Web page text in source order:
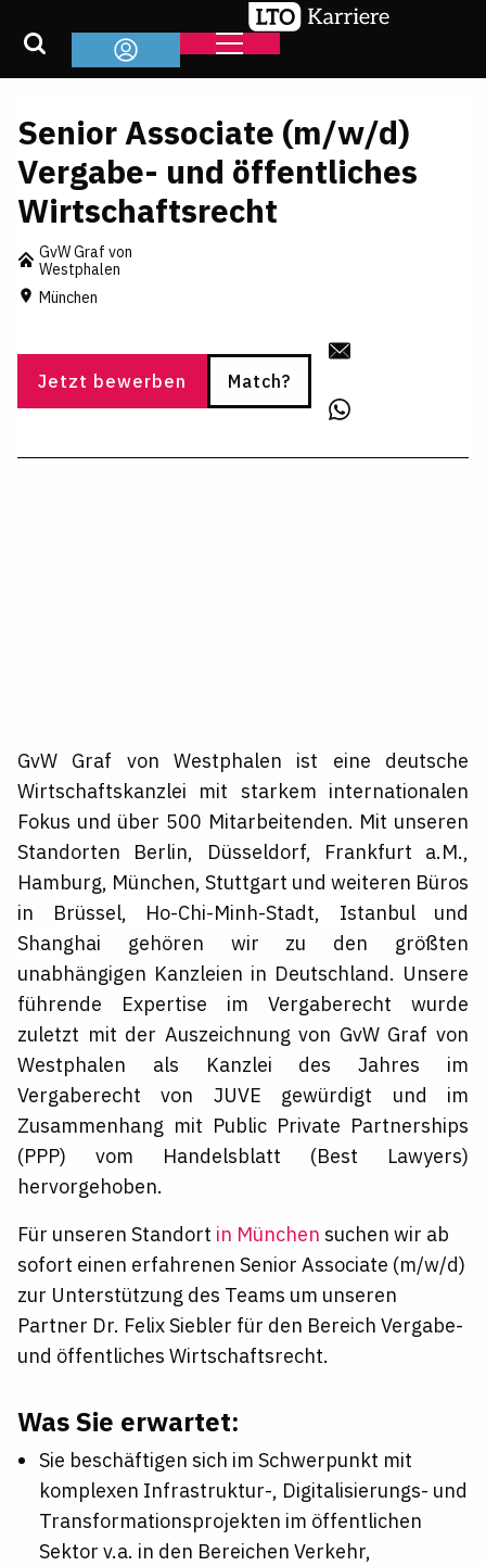
Senior Associate (m/w/d)
Vergabe- und öffentliches
Wirtschaftsrecht
GvW Graf von
Westphalen
München
Jetzt bewerben Match?
GvW Graf von Westphalen ist eine deutsche
Wirtschaftskanzlei mit starkem internationalen
Fokus und über 500 Mitarbeitenden. Mit unseren
Standorten Berlin, Düsseldorf, Frankfurt a.M.,
Hamburg, München, Stuttgart und weiteren Büros
in
Brüssel, Ho-Chi-Minh-Stadt, Istanbul und
Shanghai gehören wir zu den größten
unabhängigen Kanzleien in Deutschland. Unsere
führende Expertise im Vergaberecht wurde
zuletzt mit der Auszeichnung von GvW Graf von
Westphalen als Kanzlei des Jahres im
Vergaberecht von JUVE gewürdigt und im
Zusammenhang mit Public Private Partnerships
(PPP) vom Handelsblatt (Best Lawyers)
hervorgehoben.
Für unseren Standort in München suchen wir ab
sofort einen erfahrenen Senior Associate (m/w/d)
zur Unterstützung des Teams um unseren
Partner Dr. Felix Siebler für den Bereich Vergabe-
und öffentliches Wirtschaftsrecht.
Was Sie erwartet:
Sie beschäftigen sich im Schwerpunkt mit
komplexen Infrastruktur-, Digitalisierungs- und
Transformationsprojekten im öffentlichen
Sektor v.a. in den Bereichen Verkehr,